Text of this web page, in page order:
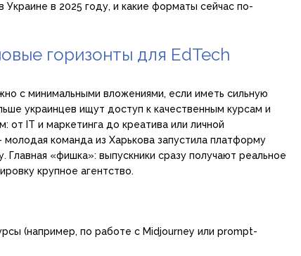
Украине в 2025 году, и какие форматы сейчас по-
горизонты для EdTech
с минимальными вложениями, если иметь сильную
украинцев ищут доступ к качественным курсам и
от IT и маркетинга до креатива или личной
команда из Харькова запустила платформу
Главная «фишка»: выпускники сразу получают реальное
крупное агентство.
(например, по работе с Midjourney или prompt-